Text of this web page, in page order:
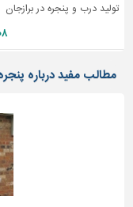
ساز
تاسیسات
تولید درب و پنجره در برازجان
مطالب مفید درباره